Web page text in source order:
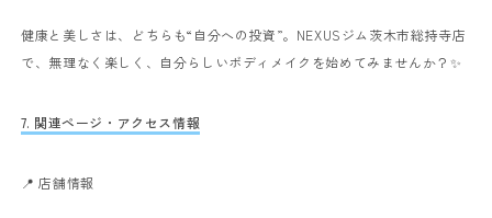
健康と美しさは、どちらも“自分への投資”。 NEXUSジム茨木市総持寺店
で、無理なく楽しく、自分らしいボディメイクを始めてみませんか？✨
7. 関連ページ・アクセス情報
📍 店舗情報